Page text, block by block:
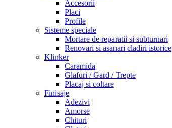
Accesorii
Placi
Profile
Sisteme speciale
Mortare de reparatii si subturnari
Renovari si asanari cladiri istorice
Klinker
Caramida
Glafuri / Gard / Trepte
Placaj si coltare
Finisaje
Adezivi
Amorse
Chituri